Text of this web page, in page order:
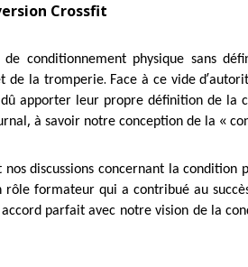
Crossfit
conditionnement physique sans
de la tromperie. Face à ce vide d’
apporter leur propre définition de la
, à savoir notre conception de la «
nos discussions concernant la condition
formateur qui a contribué au
parfait avec notre vision de la